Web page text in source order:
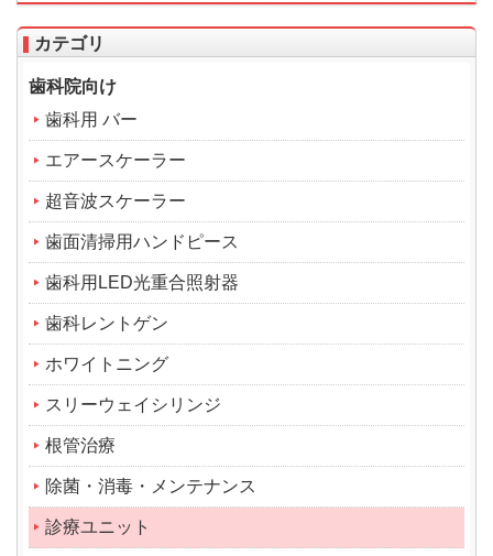
カテゴリ
歯科院向け
歯科用 バー
エアースケーラー
超音波スケーラー
歯面清掃用ハンドピース
歯科用LED光重合照射器
歯科レントゲン
ホワイトニング
スリーウェイシリンジ
根管治療
除菌・消毒・メンテナンス
診療ユニット